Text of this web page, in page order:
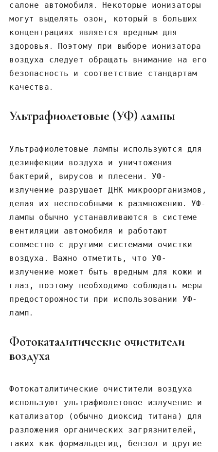
салоне автомобиля․ Некоторые ионизаторы
могут выделять озон, который в больших
концентрациях является вредным для
здоровья․ Поэтому при выборе ионизатора
воздуха следует обращать внимание на его
безопасность и соответствие стандартам
качества․
Ультрафиолетовые (УФ) лампы
Ультрафиолетовые лампы используются для
дезинфекции воздуха и уничтожения
бактерий, вирусов и плесени․ УФ-
излучение разрушает ДНК микроорганизмов,
делая их неспособными к размножению․ УФ-
лампы обычно устанавливаются в системе
вентиляции автомобиля и работают
совместно с другими системами очистки
воздуха․ Важно отметить, что УФ-
излучение может быть вредным для кожи и
глаз, поэтому необходимо соблюдать меры
предосторожности при использовании УФ-
ламп․
Фотокаталитические очистители
воздуха
Фотокаталитические очистители воздуха
используют ультрафиолетовое излучение и
катализатор (обычно диоксид титана) для
разложения органических загрязнителей,
таких как формальдегид, бензол и другие